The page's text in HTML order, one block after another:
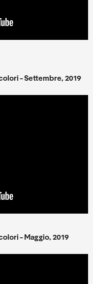
- Settembre, 2019
- Maggio, 2019